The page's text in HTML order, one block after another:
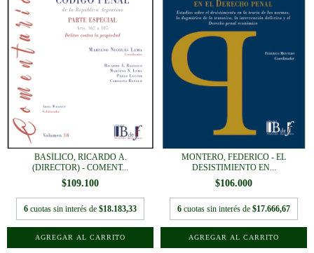
BASÍLICO, RICARDO A.
(DIRECTOR) - COMENT...
$109.100
6 cuotas sin interés de $18.183,33
MONTERO, FEDERICO - EL
DESISTIMIENTO EN...
$106.000
6 cuotas sin interés de $17.666,67